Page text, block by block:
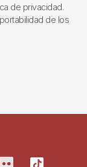
de privacidad.
de los